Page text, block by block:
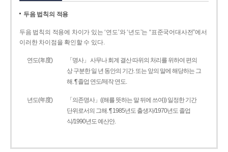
두음 법칙의 적용
두음 법칙의 적용에 차이가 있는 ‘연도’와 ‘년도’는 “표준국어대사전”에서
이러한 차이점을 확인할 수 있다.
연도(年度)
「명사」 사무나 회계 결산 따위의 처리를 위하여 편의
상 구분한 일 년 동안의 기간. 또는 앞의 말에 해당하는 그
해. ¶ 졸업 연도/제작 연도.
년도(年度)
「의존명사」((해를 뜻하는 말 뒤에 쓰여)) 일정한 기간
단위로서의 그해. ¶ 1985년도 출생자/1970년도 졸업
식/1990년도 예산안.